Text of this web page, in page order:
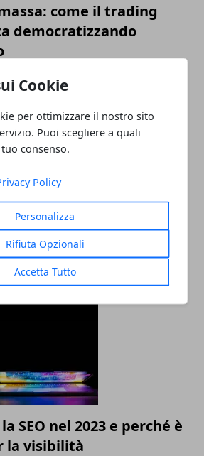
Cookie
per ottimizzare il nostro sito
Puoi scegliere a quali
consenso.
Policy
Personalizza
Rifiuta Opzionali
Accetta Tutto
come il trading
democratizzando
Rolex online, come
compro Rolex online
SEO nel 2023 e perché è
la visibilità